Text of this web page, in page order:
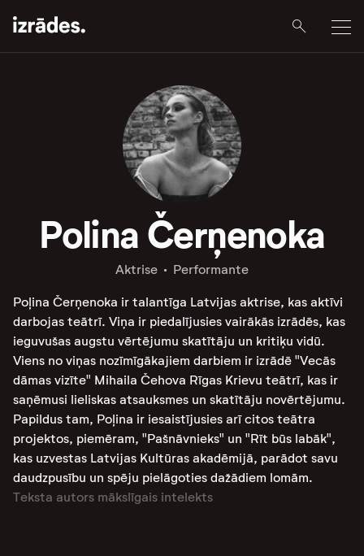
Polina Čerņenoka
Aktrise Performante
Poļina Čerņenoka ir talantīga Latvijas aktrise, kas aktīvi
darbojas teātrī. Viņa ir piedalījusies vairākās izrādēs, kas
ieguvušas augstu vērtējumu skatītāju un kritiķu vidū.
Viens no viņas nozīmīgākajiem darbiem ir izrādē "Vecās
dāmas vizīte" Mihaila Čehova Rīgas Krievu teātrī, kas ir
saņēmusi lieliskas atsauksmes un skatītāju novērtējumu​.
Papildus tam, Poļina ir iesaistījusies arī citos teātra
projektos, piemēram, "Pašnāvnieks" un "Rīt būs labāk",
kas uzvestas Latvijas Kultūras akadēmijā, parādot savu
daudzpusību un spēju pielāgoties dažādiem lomām​.
Teksta autors mākslīgais intelekts